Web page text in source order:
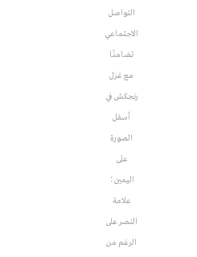
التواصل
الاجتماعي
تضامنًا
مع غزل
رنجكش في
أسفل
الصورة
على
اليمين؛
علامة
النصر على
الرغم من